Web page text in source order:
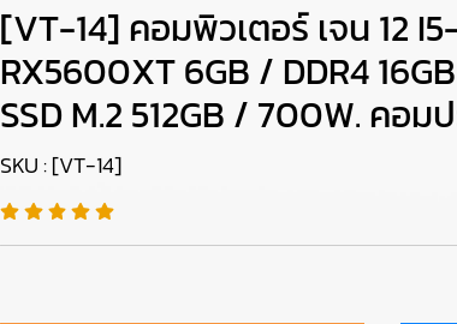
[VT-14] คอมพิวเตอร์ เจน 12
RX5600XT 6GB / DDR4
SSD M.2 512GB / 700W. คอม
SKU : [VT-14]